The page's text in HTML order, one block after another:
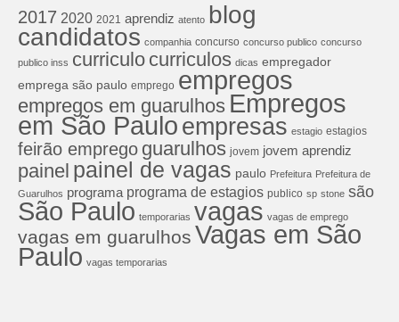
2017 2020 2021 aprendiz atento blog
candidatos companhia concurso concurso publico concurso
publico inss curriculo curriculos dicas empregador
emprega são paulo emprego empregos
empregos em guarulhos Empregos
em São Pauloempresas estagio estagios
feirão emprego guarulhos jovem jovem aprendiz
painel painel de vagas paulo Prefeitura Prefeitura de
Guarulhos programa programa de estagios publico sp stone são
São Paulo temporarias vagas vagas de emprego
vagas em guarulhos Vagas em São
Paulo vagas temporarias